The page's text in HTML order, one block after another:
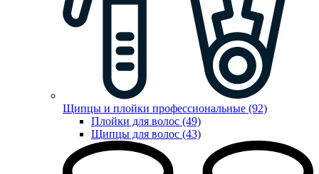
Щипцы и плойки профессиональные (92)
Плойки для волос (49)
Щипцы для волос (43)